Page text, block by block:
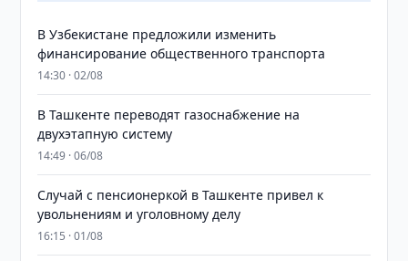
В Узбекистане предложили изменить
финансирование общественного транспорта
14:30 · 02/08
В Ташкенте переводят газоснабжение на
двухэтапную систему
14:49 · 06/08
Случай с пенсионеркой в Ташкенте привел к
увольнениям и уголовному делу
16:15 · 01/08